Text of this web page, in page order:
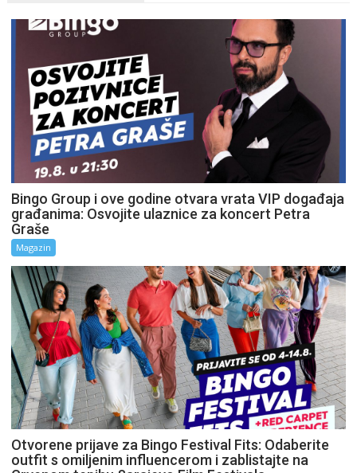
Bingo Group i ove godine otvara vrata VIP događaja
građanima: Osvojite ulaznice za koncert Petra
Graše
Magazin
Otvorene prijave za Bingo Festival Fits: Odaberite
outfit s omiljenim influencerom i zablistajte na